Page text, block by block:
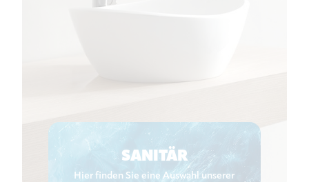
SANITÄR
Hier finden Sie eine Auswahl unserer